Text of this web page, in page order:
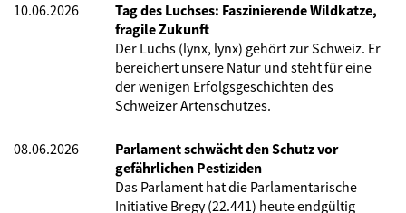
10.06.2026
Tag des Luchses: Faszinierende Wildkatze,
fragile Zukunft
Der Luchs (lynx, lynx) gehört zur Schweiz. Er
bereichert unsere Natur und steht für eine
der wenigen Erfolgsgeschichten des
Schweizer Artenschutzes.
08.06.2026
Parlament schwächt den Schutz vor
gefährlichen Pestiziden
Das Parlament hat die Parlamentarische
Initiative Bregy (22.441) heute endgültig